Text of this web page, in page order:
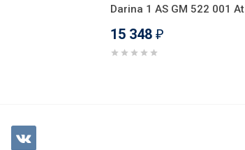
Darina 1 AS GM 522 001 At
15 348 ₽
GM522 001W